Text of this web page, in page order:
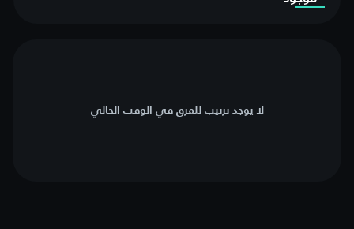
لا يوجد ترتيب للفرق في الوقت الحالي